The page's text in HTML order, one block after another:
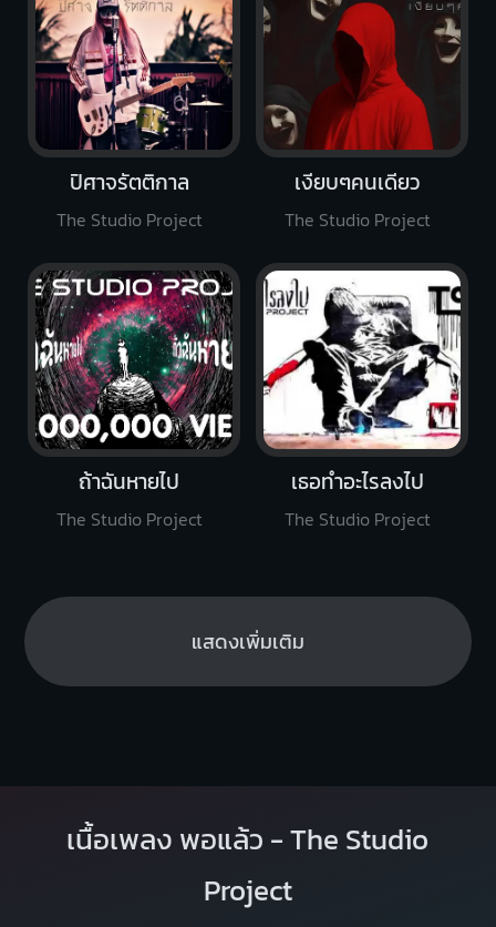
ถ้าฉันหายไป
The Studio Project
เธอทำอะไรลงไป
The Studio Project
ปิศาจรัตติกาล
The Studio Project
เงียบๆคนเดียว
The Studio Project
แสดงเพิ่มเติม
เนื้อเพลง พอแล้ว - The Studio
Project